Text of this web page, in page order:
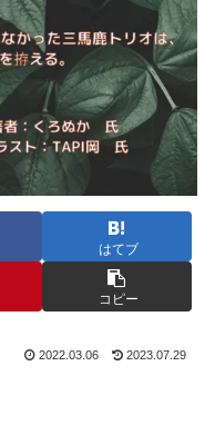
はてブ
コピー
2022.03.06 2023.07.29